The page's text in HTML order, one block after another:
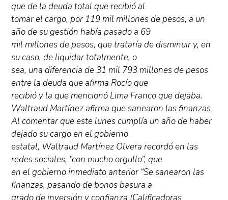
que de la deuda total que recibió al
tomar el cargo, por 119 mil millones de pesos, a un
año de su gestión había pasado a 69
mil millones de pesos, que trataría de disminuir y, en
su caso, de liquidar totalmente, o
sea, una diferencia de 31 mil 793 millones de pesos
entre la deuda que afirma Rocío que
recibió y la que mencionó Lima Franco que dejaba.
Waltraud Martínez afirma que sanearon las finanzas
Al comentar que este lunes cumplía un año de haber
dejado su cargo en el gobierno
estatal, Waltraud Martínez Olvera recordó en las
redes sociales, “con mucho orgullo”, que
en el gobierno inmediato anterior “Se sanearon las
finanzas, pasando de bonos basura a